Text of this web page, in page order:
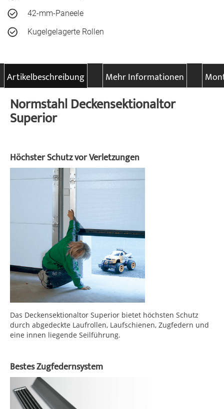
42-mm-Paneele
Kugelgelagerte Rollen
Artikelbeschreibung Mehr Informationen
Normstahl Deckensektionaltor
Superior
Höchster Schutz vor Verletzungen
Das Deckensektionaltor Superior bietet höchsten Schutz
durch abgedeckte Laufrollen, Laufschienen, Zugfedern und
eine innen liegende Seilführung.
Bestes Zugfedernsystem